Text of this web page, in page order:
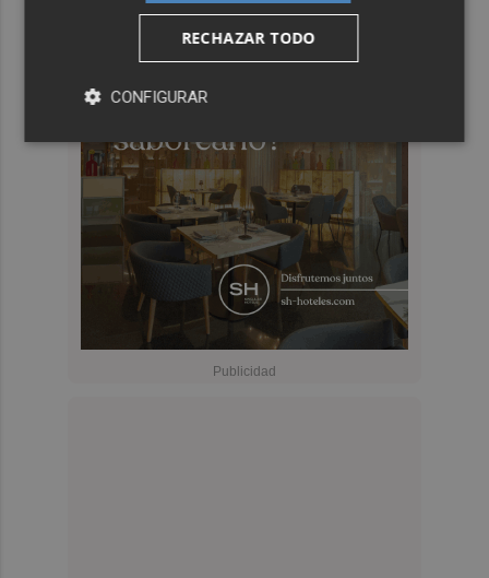
RECHAZAR TODO
CONFIGURAR